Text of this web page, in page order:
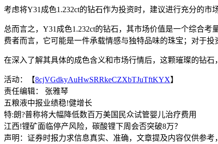
考虑将Y31成色1.232ct的钻石作为投资时，建议进行充分的
总而言之，Y31成色1.232ct的钻石，其市场价值是一个综合
费者而言，它可能是一件承载情感与独特品味的珠宝；对于
在深入了解其具体的成色含义和市场行情后，这颗璀璨的钻石
活动：【8cjVGdkyAuHwSRRkeCZXbTJuTftKYX】
责任编辑： 张雅琴
五粮液中报业绩稳!健增长
特:朗?普称将大幅降低数百万美国民众试管婴儿治疗费用
江西!锂矿面临停产风险，碳酸锂下周会否突破8万？
声明：证券时报力求信息真实、准确，文章提及内容仅供参